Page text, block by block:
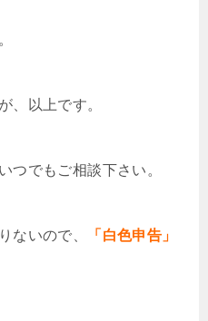
、以上です。
つでもご相談下さい。
ないので、
「白色申告」